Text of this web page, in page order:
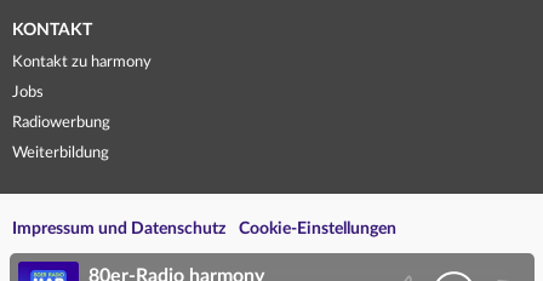
KONTAKT
Kontakt zu harmony
Jobs
Radiowerbung
Weiterbildung
Impressum und Datenschutz Cookie-Einstellungen
80er-Radio harmony